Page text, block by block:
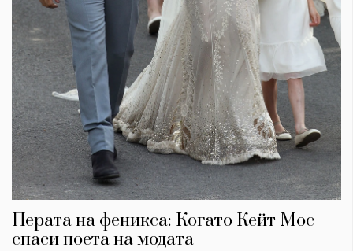
Перата на феникса: Когато Кейт Мос
спаси поета на модата